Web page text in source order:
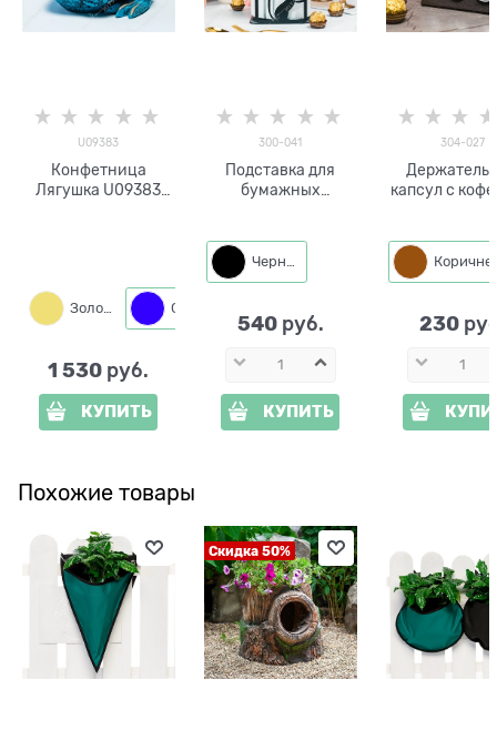
U09383
Конфетница
Лягушка U09383
Золото
1 530 руб.
КУПИТЬ
300-041
Подставка для
бумажных
металл
Черный
540 руб.
КУПИТЬ
304-027
Держатель
капсул с
230
Похожие товары
Скидка 50%